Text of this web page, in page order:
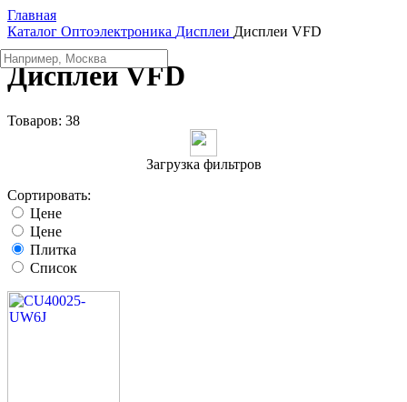
Главная
Каталог Oптоэлектроника Дисплеи Дисплеи VFD
Дисплеи VFD
Товаров: 38
Загрузка фильтров
Сортировать:
Цене
Цене
Плитка
Список